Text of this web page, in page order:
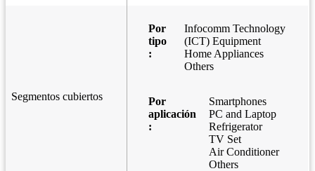
Segmentos cubiertos
Por
tipo
:
Infocomm Technology
(ICT) Equipment
Home Appliances
Others
Por
aplicación
:
Smartphones
PC and Laptop
Refrigerator
TV Set
Air Conditioner
Others